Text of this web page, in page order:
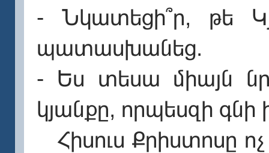
- Նկատեցի՞ր, թե
պատասխանեց.
- Ես տեսա միայն
կյանքը, որպեսզի գնի
Հիսուս Քրիստոսը